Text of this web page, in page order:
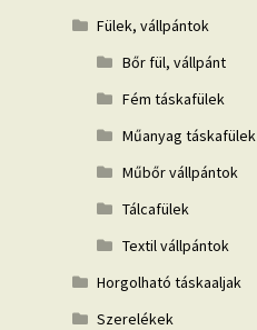
Fülek, vállpántok
Bőr fül, vállpánt
Fém táskafülek
Műanyag táskafülek
Műbőr vállpántok
Tálcafülek
Textil vállpántok
Horgolható táskaaljak
Szerelékek